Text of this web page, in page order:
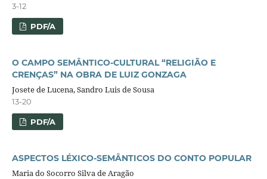
3-12
PDF/A
O CAMPO SEMÂNTICO-CULTURAL “RELIGIÃO E
CRENÇAS” NA OBRA DE LUIZ GONZAGA
Josete de Lucena, Sandro Luis de Sousa
13-20
PDF/A
ASPECTOS LÉXICO-SEMÂNTICOS DO CONTO POPULAR
Maria do Socorro Silva de Aragão